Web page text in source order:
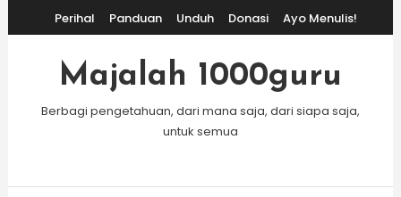
To
Content
Perihal Panduan Unduh Donasi Ayo Menulis!
Majalah 1000guru
Berbagi pengetahuan, dari mana saja, dari siapa saja,
untuk semua